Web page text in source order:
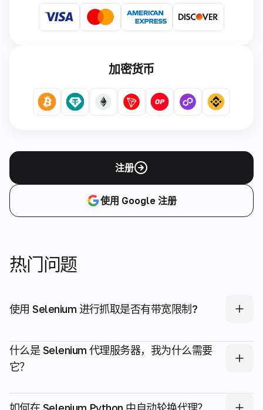
加密货币
注册
使用 Google 注册
热门问题
使用 Selenium 进行抓取是否有带宽限制?
什么是 Selenium 代理服务器，我为什么需要
它？